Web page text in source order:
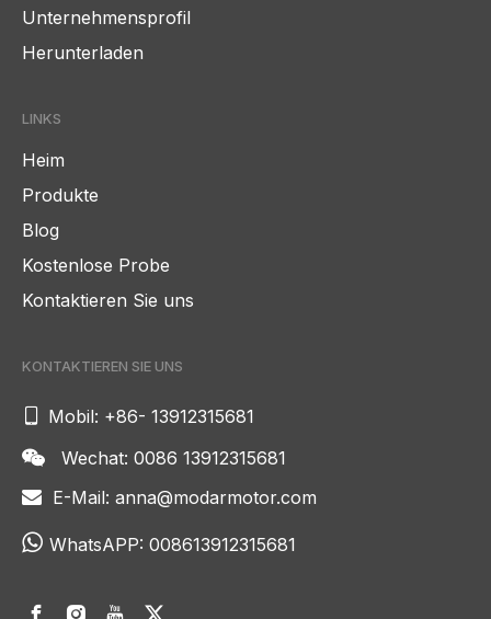
Unternehmensprofil
Herunterladen
LINKS
Heim
Produkte
Blog
Kostenlose Probe
Kontaktieren Sie uns
KONTAKTIEREN SIE UNS
 Mobil: +86- 13912315681
 Wechat: 0086 13912315681
 E-Mail: anna@modarmotor.com
 WhatsAPP: 008613912315681